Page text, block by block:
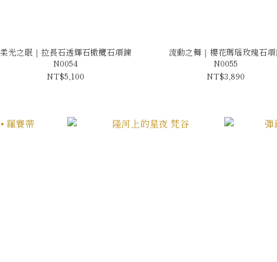
柔光之眠｜拉長石透輝石橄欖石項鍊
N0054
NT$5,100
流動之舞｜櫻花瑪瑙玫瑰石
N0055
NT$3,890